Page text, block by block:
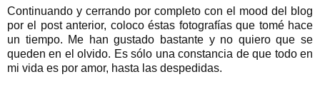
Continuando y cerrando por completo con el mood del blog
por el post anterior, coloco éstas fotografías que tomé hace
un tiempo. Me han gustado bastante y no quiero que se
queden en el olvido. Es sólo una constancia de que todo en
mi vida es por amor, hasta las despedidas.